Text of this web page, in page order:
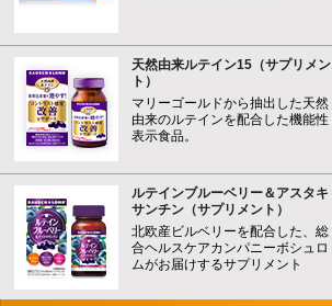
天然由来ルテイン15（サプリメン
ト）
マリーゴールドから抽出した天然
由来のルテインを配合した機能性
表示食品。
ルテインブルーベリー＆アスタキ
サンチン（サプリメント）
北欧産ビルベリーを配合した、総
合ヘルスケアカンパニーボシュロ
ムがお届けするサプリメント